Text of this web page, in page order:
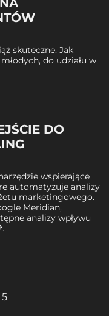
skuteczne. Jak
do udziału w
DO
wspierające
automatyzuje analizy
marketingowego.
Meridian,
analizy wpływu
5